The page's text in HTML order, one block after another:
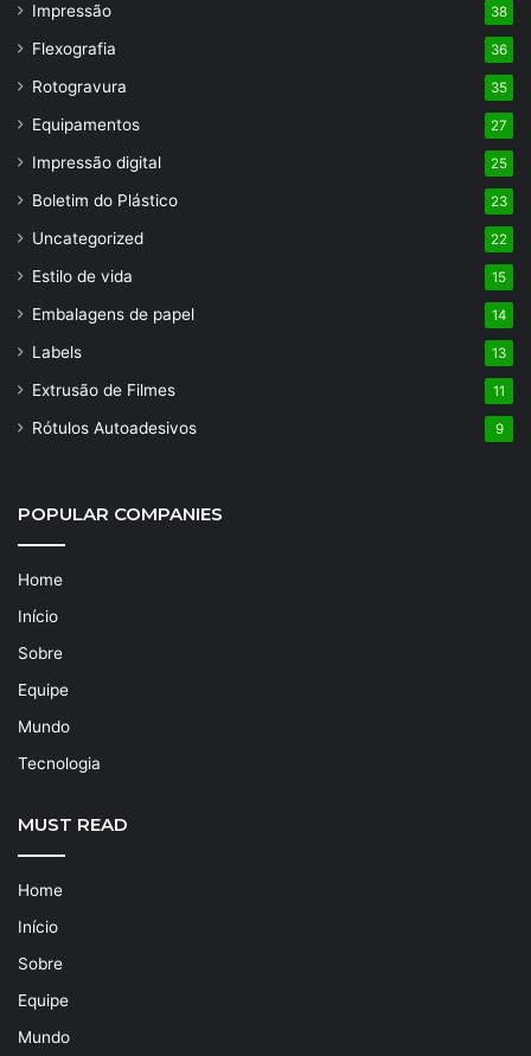
Impressão 38
Flexografia 36
Rotogravura 35
Equipamentos 27
Impressão digital 25
Boletim do Plástico 23
Uncategorized 22
Estilo de vida 15
Embalagens de papel 14
Labels 13
Extrusão de Filmes 11
Rótulos Autoadesivos 9
POPULAR COMPANIES
Home
Início
Sobre
Equipe
Mundo
Tecnologia
MUST READ
Home
Início
Sobre
Equipe
Mundo